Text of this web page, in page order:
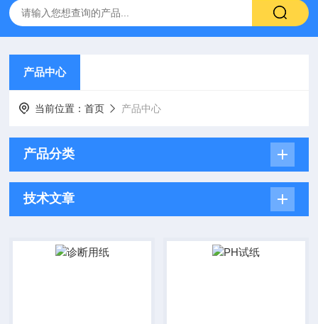
产品中心
当前位置：首页 产品中心
产品分类
技术文章